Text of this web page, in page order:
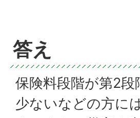
答え
保険料段階が第2
少ないなどの方に